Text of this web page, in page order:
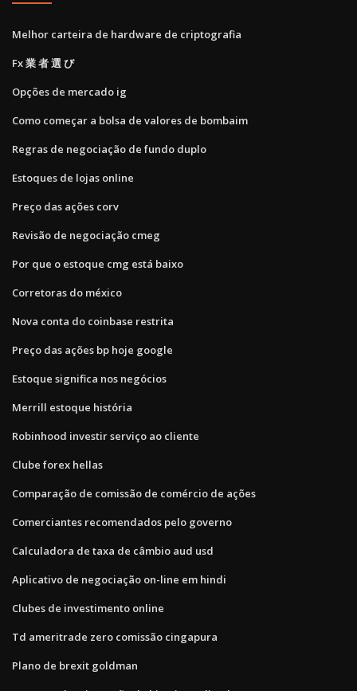
Melhor carteira de hardware de criptografia
Fx 業 者 選 び
Opções de mercado ig
Como começar a bolsa de valores de bombaim
Regras de negociação de fundo duplo
Estoques de lojas online
Preço das ações corv
Revisão de negociação cmeg
Por que o estoque cmg está baixo
Corretoras do méxico
Nova conta do coinbase restrita
Preço das ações bp hoje google
Estoque significa nos negócios
Merrill estoque história
Robinhood investir serviço ao cliente
Clube forex hellas
Comparação de comissão de comércio de ações
Comerciantes recomendados pelo governo
Calculadora de taxa de câmbio aud usd
Aplicativo de negociação on-line em hindi
Clubes de investimento online
Td ameritrade zero comissão cingapura
Plano de brexit goldman